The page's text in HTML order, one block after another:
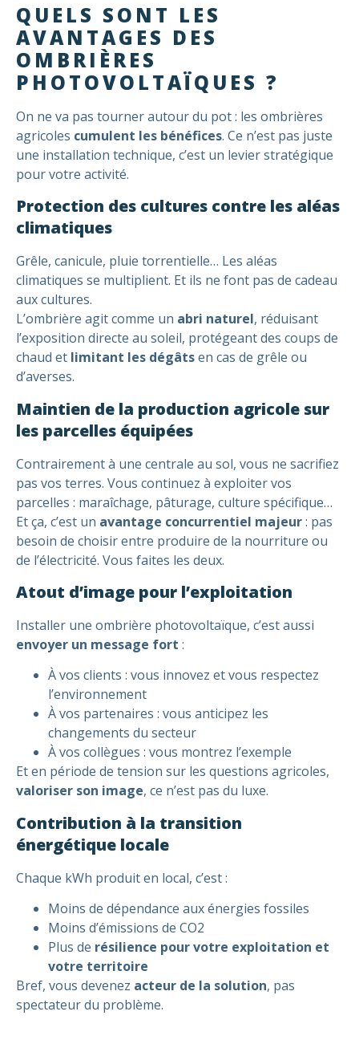
QUELS SONT LES
AVANTAGES DES
OMBRIÈRES
PHOTOVOLTAÏQUES ?
On ne va pas tourner autour du pot : les ombrières
agricoles cumulent les bénéfices. Ce n’est pas juste
une installation technique, c’est un levier stratégique
pour votre activité.
Protection des cultures contre les aléas
climatiques
Grêle, canicule, pluie torrentielle… Les aléas
climatiques se multiplient. Et ils ne font pas de cadeau
aux cultures.
L’ombrière agit comme un abri naturel, réduisant
l’exposition directe au soleil, protégeant des coups de
chaud et limitant les dégâtsen cas de grêle ou
d’averses.
Maintien de la production agricole sur
les parcelles équipées
Contrairement à une centrale au sol, vous ne sacrifiez
pas vos terres. Vous continuez à exploiter vos
parcelles : maraîchage, pâturage, culture spécifique…
Et ça, c’est un avantage concurrentiel majeur: pas
besoin de choisir entre produire de la nourriture ou
de l’électricité. Vous faites les deux.
Atout d’image pour l’exploitation
Installer une ombrière photovoltaïque, c’est aussi
envoyer un message fort :
À vos clients : vous innovez et vous respectez
l’environnement
À vos partenaires : vous anticipez les
changements du secteur
À vos collègues : vous montrez l’exemple
Et en période de tension sur les questions agricoles,
valoriser son image, ce n’est pas du luxe.
Contribution à la transition
énergétique locale
Chaque kWh produit en local, c’est :
Moins de dépendance aux énergies fossiles
Moins d’émissions de CO2
Plus de résilience pour votre exploitation et
votre territoire
Bref, vous devenez acteur de la solution, pas
spectateur du problème.